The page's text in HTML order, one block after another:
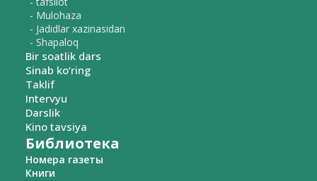
- Mulohaza
- Jadidlar xazinasidan
- Shapaloq
Bir soatlik dars
Sinab ko‘ring
Taklif
Intervyu
Darslik
Kino tavsiya
Библиотека
Номера газеты
Книги